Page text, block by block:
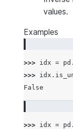
values.
Examples
>>> idx = pd .
>>> idx .
False
>>> idx = pd .